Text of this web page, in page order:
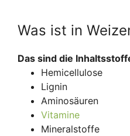
Was ist in
Das sind die
Hemicellulose
Lignin
Aminosäuren
Vitamine
Mineralstoffe